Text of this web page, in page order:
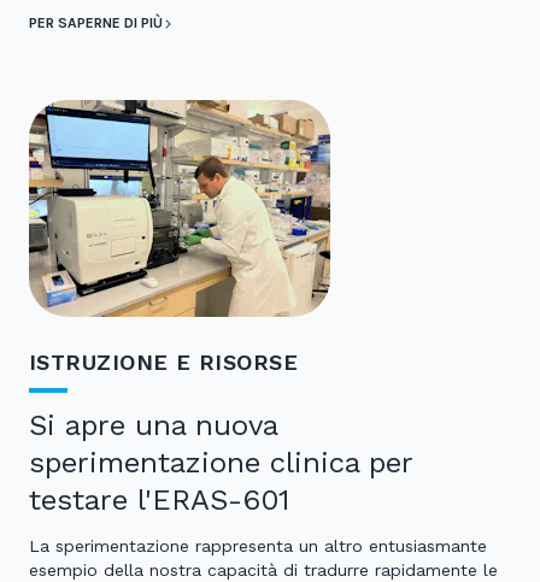
PER SAPERNE DI PIÙ
ISTRUZIONE E RISORSE
Si apre una nuova
sperimentazione clinica per
testare l'ERAS-601
La sperimentazione rappresenta un altro entusiasmante
esempio della nostra capacità di tradurre rapidamente le